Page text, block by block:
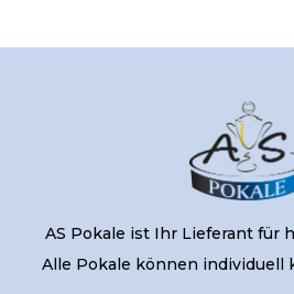
AS Pokale ist Ihr Lieferant für
Alle Pokale können individuell